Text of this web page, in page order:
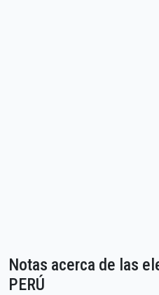
Notas acerca de las
PERÚ